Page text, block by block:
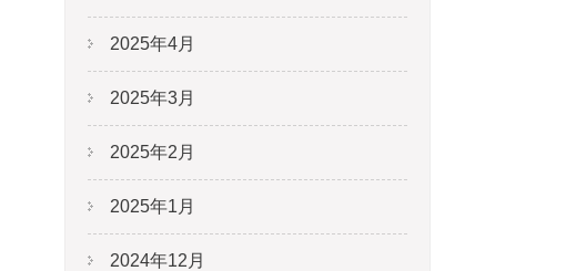
2025年4月
2025年3月
2025年2月
2025年1月
2024年12月